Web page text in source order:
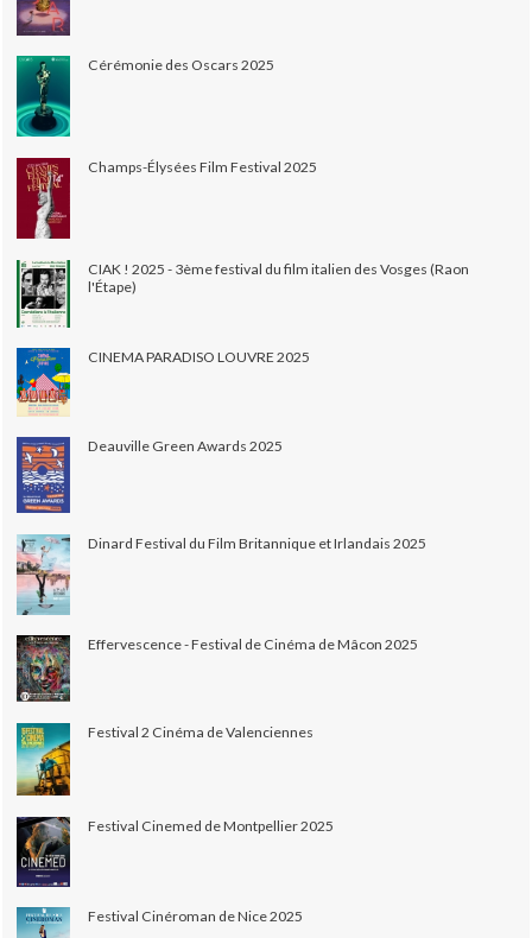
Cérémonie des Oscars 2025
Champs-Élysées Film Festival 2025
CIAK ! 2025 - 3ème festival du film italien des Vosges (Raon
l'Étape)
CINEMA PARADISO LOUVRE 2025
Deauville Green Awards 2025
Dinard Festival du Film Britannique et Irlandais 2025
Effervescence - Festival de Cinéma de Mâcon 2025
Festival 2 Cinéma de Valenciennes
Festival Cinemed de Montpellier 2025
Festival Cinéroman de Nice 2025